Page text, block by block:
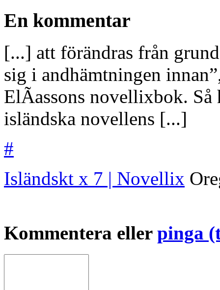
En kommentar
[...] att förändras från
sig i andhämtningen
ElÃ­assons novellixbok. Så
isländska novellens [...]
#
Isländskt x 7 | Novellix
Kommentera eller pinga